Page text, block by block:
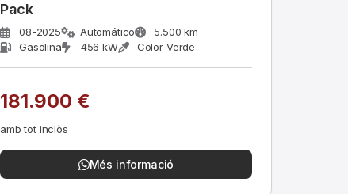
Pack
08-2025 Automático
5.500 km
Gasolina
456 kW Color Verde
181.900 €
amb tot inclòs
Més informació